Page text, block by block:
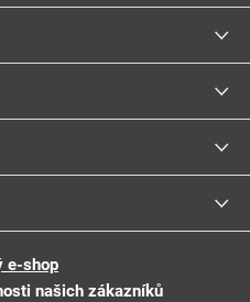
e-shop
našich zákazníků